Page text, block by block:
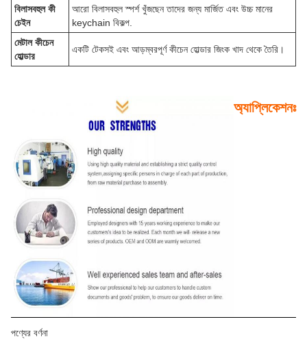
বিলাসবহুল কী
চেইন
আরো বিলাসবহুল স্পর্শ খুঁজছেন তাদের জন্য মার্জিত এবং উচ্চ মানের
keychain বিকল্প.
মেটাল কীচেন
হোল্ডার
একটি টেকসই এবং আড়ম্বরপূর্ণ কীচেন হোল্ডার জিংক খাদ থেকে তৈরি।
অ্যাপ্লিকেশনঃ
পণ্যের বর্ণনা